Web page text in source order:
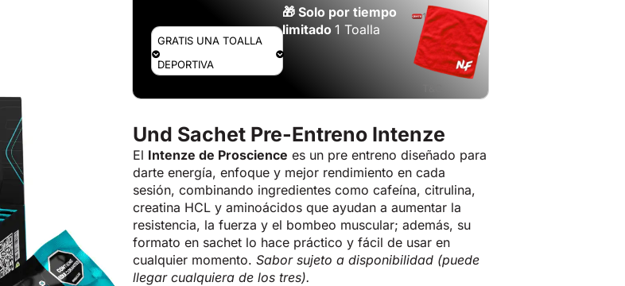
🎁 Solo por tiempo
limitado 1 Toalla
1 por
compra.
Aplican
GRATIS UNA TOALLA
DEPORTIVA
Und Sachet Pre-Entreno Intenze
El Intenze de Proscience es un pre entreno diseñado para
darte energía, enfoque y mejor rendimiento en cada
sesión, combinando ingredientes como cafeína, citrulina,
creatina HCL y aminoácidos que ayudan a aumentar la
resistencia, la fuerza y el bombeo muscular; además, su
formato en sachet lo hace práctico y fácil de usar en
cualquier momento.Sabor sujeto a disponibilidad (puede
llegar cualquiera de los tres).